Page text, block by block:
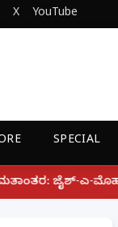
X YouTube
SPECIAL
ಉಗ್ರ ಸಂಘಟನೆ ಜೊತೆ